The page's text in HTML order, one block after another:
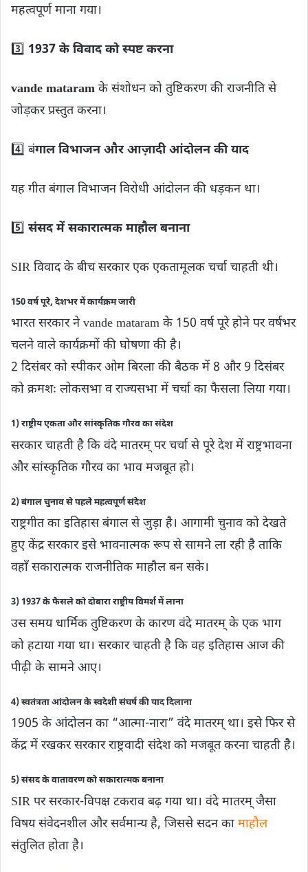
महत्वपूर्ण माना गया।
3️⃣ 1937 के विवाद को स्पष्ट करना
vande mataram के संशोधन को तुष्टिकरण की राजनीति से
जोड़कर प्रस्तुत करना।
4️⃣ बंगाल विभाजन और आज़ादी आंदोलन की याद
यह गीत बंगाल विभाजन विरोधी आंदोलन की धड़कन था।
5️⃣ संसद में सकारात्मक माहौल बनाना
SIR विवाद के बीच सरकार एक एकतामूलक चर्चा चाहती थी।
150 वर्ष पूरे, देशभर में कार्यक्रम जारी
भारत सरकार ने vande mataram के 150 वर्ष पूरे होने पर वर्षभर
चलने वाले कार्यक्रमों की घोषणा की है।
2 दिसंबर को स्पीकर ओम बिरला की बैठक में 8 और 9 दिसंबर
को क्रमशः लोकसभा व राज्यसभा में चर्चा का फैसला लिया गया।
1) राष्ट्रीय एकता और सांस्कृतिक गौरव का संदेश
सरकार चाहती है कि वंदे मातरम् पर चर्चा से पूरे देश में राष्ट्रभावना
और सांस्कृतिक गौरव का भाव मजबूत हो।
2) बंगाल चुनाव से पहले महत्वपूर्ण संदेश
राष्ट्रगीत का इतिहास बंगाल से जुड़ा है। आगामी चुनाव को देखते
हुए केंद्र सरकार इसे भावनात्मक रूप से सामने ला रही है ताकि
वहाँ सकारात्मक राजनीतिक माहौल बन सके।
3) 1937 के फैसले को दोबारा राष्ट्रीय विमर्श में लाना
उस समय धार्मिक तुष्टिकरण के कारण वंदे मातरम् के एक भाग
को हटाया गया था। सरकार चाहती है कि वह इतिहास आज की
पीढ़ी के सामने आए।
4) स्वतंत्रता आंदोलन के स्वदेशी संघर्ष की याद दिलाना
1905 के आंदोलन का “आत्मा-नारा” वंदे मातरम् था। इसे फिर से
केंद्र में रखकर सरकार राष्ट्रवादी संदेश को मजबूत करना चाहती है।
5) संसद के वातावरण को सकारात्मक बनाना
SIR पर सरकार-विपक्ष टकराव बढ़ गया था। वंदे मातरम् जैसा
विषय संवेदनशील और सर्वमान्य है, जिससे सदन का माहौल
संतुलित होता है।